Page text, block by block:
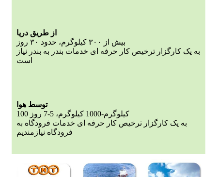
از طریق دریا
بیش از ۳۰۰ کیلوگرم، حدود ۳۰ روز
به یک کارگزار ترخیص کار حرفه ای خدمات بندر به بندر نیاز
است
توسط هوا
100 کیلوگرم-1000 کیلوگرم، 5-7 روز
به یک کارگزار ترخیص کار حرفه ای خدمات فرودگاه به
فرودگاه نیازمندیم